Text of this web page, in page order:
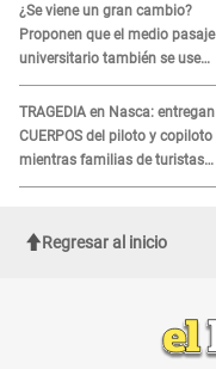
¿Se viene un gran cambio?
Proponen que el medio pasaje
universitario también se use
sábados, domingos y feriados
TRAGEDIA en Nasca: entregan
CUERPOS del piloto y copiloto
mientras familias de turistas
esperan identificación
Regresar al inicio